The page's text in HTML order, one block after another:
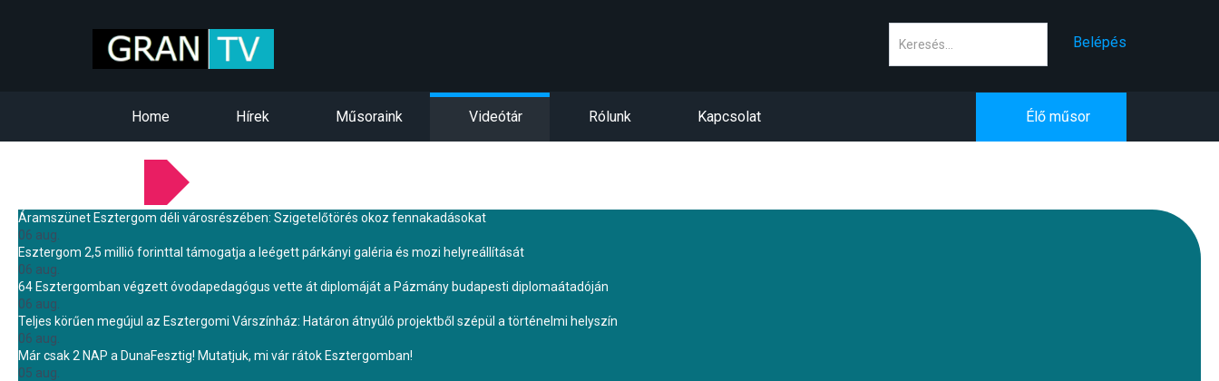
Belépés
Home Hírek Műsoraink Videótár Rólunk Kapcsolat Élő műsor
Áramszünet Esztergom déli városrészében: Szigetelőtörés okoz fennakadásokat
06 aug.
Esztergom 2,5 millió forinttal támogatja a leégett párkányi galéria és mozi helyreállítását
06 aug.
64 Esztergomban végzett óvodapedagógus vette át diplomáját a Pázmány budapesti diplomaátadóján
06 aug.
Teljes körűen megújul az Esztergomi Várszínház: Határon átnyúló projektből szépül a történelmi helyszín
06 aug.
Már csak 2 NAP a DunaFesztig! Mutatjuk, mi vár rátok Esztergomban!
05 aug.